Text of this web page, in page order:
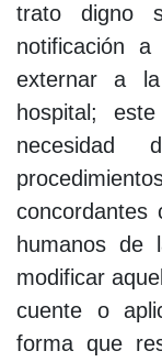
trato digno
notificación
externar a
hospital;
necesidad
concordantes
humanos de
modificar
cuente o
forma que